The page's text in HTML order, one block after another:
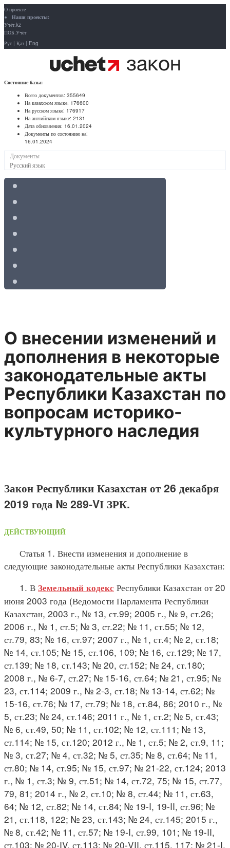
О проекте
Наши проекты:
Учёт.kz
ПОБ.Учёт
Рус | Қаз | Eng
Состояние базы:
Всего документов: 355649
На казахском языке: 176600
На русском языке: 176917
На английском языке: 2131
Дата обновления: 16.01.2024
Документы по состоянию на:
16.01.2024
Документы
Русский язык
О внесении изменений и
дополнения в некоторые
законодательные акты
Республики Казахстан по
вопросам историко-
культурного наследия
Закон Республики Казахстан от 26 декабря
2019 года № 289-VІ ЗРК.
ДЕЙСТВУЮЩИЙ
Статья 1. Внести изменения и дополнение в
следующие законодательные акты Республики Казахстан:
1. В Земельный кодекс Республики Казахстан от 20
июня 2003 года (Ведомости Парламента Республики
Казахстан, 2003 г., № 13, ст.99; 2005 г., № 9, ст.26;
2006 г., № 1, ст.5; № 3, ст.22; № 11, ст.55; № 12,
ст.79, 83; № 16, ст.97; 2007 г., № 1, ст.4; № 2, ст.18;
№ 14, ст.105; № 15, ст.106, 109; № 16, ст.129; № 17,
ст.139; № 18, ст.143; № 20, ст.152; № 24, ст.180;
2008 г., № 6-7, ст.27; № 15-16, ст.64; № 21, ст.95; №
23, ст.114; 2009 г., № 2-3, ст.18; № 13-14, ст.62; №
15-16, ст.76; № 17, ст.79; № 18, ст.84, 86; 2010 г., №
5, ст.23; № 24, ст.146; 2011 г., № 1, ст.2; № 5, ст.43;
№ 6, ст.49, 50; № 11, ст.102; № 12, ст.111; № 13,
ст.114; № 15, ст.120; 2012 г., № 1, ст.5; № 2, ст.9, 11;
№ 3, ст.27; № 4, ст.32; № 5, ст.35; № 8, ст.64; № 11,
ст.80; № 14, ст.95; № 15, ст.97; № 21-22, ст.124; 2013
г., № 1, ст.3; № 9, ст.51; № 14, ст.72, 75; № 15, ст.77,
79, 81; 2014 г., № 2, ст.10; № 8, ст.44; № 11, ст.63,
64; № 12, ст.82; № 14, ст.84; № 19-I, 19-II, ст.96; №
21, ст.118, 122; № 23, ст.143; № 24, ст.145; 2015 г.,
№ 8, ст.42; № 11, ст.57; № 19-I, ст.99, 101; № 19-II,
ст.103; № 20-IV, ст.113; № 20-VII, ст.115, 117; № 21-I,